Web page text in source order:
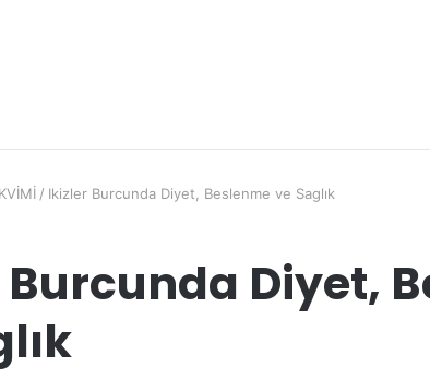
/ Ikizler Burcunda Diyet, Beslenme ve Saglık
Diyet,